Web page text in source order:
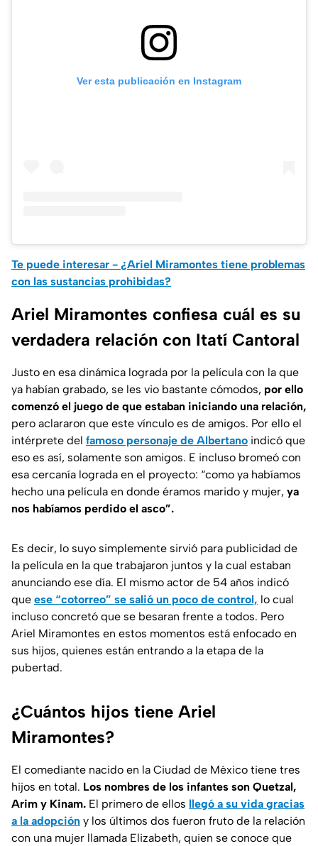
Ver esta publicación en Instagram
Te puede interesar - ¿Ariel Miramontes tiene problemas
con las sustancias prohibidas?
Ariel Miramontes confiesa cuál es su
verdadera relación con Itatí Cantoral
Justo en esa dinámica lograda por la película con la que
ya habían grabado, se les vio bastante cómodos, por ello
comenzó el juego de que estaban iniciando una relación,
pero aclararon que este vínculo es de amigos. Por ello el
intérprete del famoso personaje de Albertano indicó que
eso es así, solamente son amigos. E incluso bromeó con
esa cercanía lograda en el proyecto: “como ya habíamos
hecho una película en donde éramos marido y mujer, ya
nos habíamos perdido el asco”.
Es decir, lo suyo simplemente sirvió para publicidad de
la película en la que trabajaron juntos y la cual estaban
anunciando ese día. El mismo actor de 54 años indicó
que ese “cotorreo” se salió un poco de control, lo cual
incluso concretó que se besaran frente a todos. Pero
Ariel Miramontes en estos momentos está enfocado en
sus hijos, quienes están entrando a la etapa de la
pubertad.
¿Cuántos hijos tiene Ariel
Miramontes?
El comediante nacido en la Ciudad de México tiene tres
hijos en total. Los nombres de los infantes son Quetzal,
Arim y Kinam. El primero de ellos llegó a su vida gracias
a la adopción y los últimos dos fueron fruto de la relación
con una mujer llamada Elizabeth, quien se conoce que